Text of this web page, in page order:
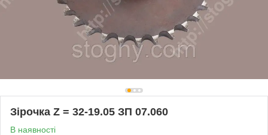
Зірочка Z = 32-19.05 ЗП 07.060
В наявності